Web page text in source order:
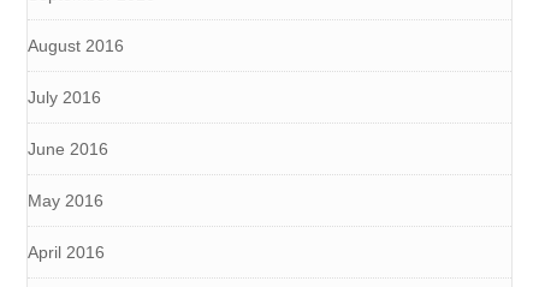
August 2016
July 2016
June 2016
May 2016
April 2016